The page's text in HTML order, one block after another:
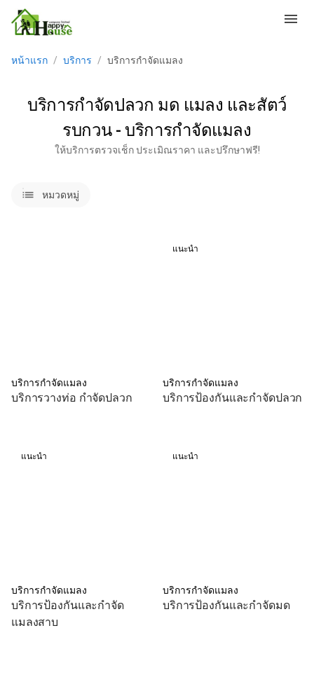
menu
หน้าแรก / บริการ / บริการกำจัดแมลง
บริการกำจัดปลวก มด แมลง และสัตว์
รบกวน - บริการกำจัดแมลง
ให้บริการตรวจเช็ก ประเมิณราคา และปรึกษาฟรี!
listsหมวดหมู่
บริการกำจัดแมลง
บริการวางท่อ กำจัดปลวก
แนะนำ
บริการกำจัดแมลง
บริการป้องกันและกำจัดปลวก
แนะนำ
บริการกำจัดแมลง
บริการป้องกันและกำจัด
แมลงสาบ
แนะนำ
บริการกำจัดแมลง
บริการป้องกันและกำจัดมด